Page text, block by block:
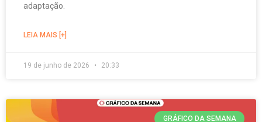
adaptação.
LEIA MAIS [+]
19 de junho de 2026 20:33
GRÁFICO DA SEMANA